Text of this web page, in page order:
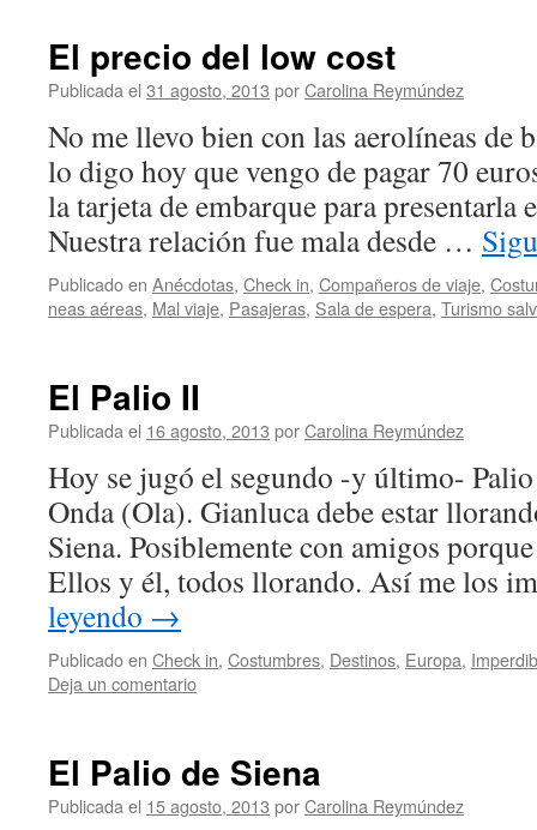
El precio del low cost
Publicada el 31 agosto, 2013 porCarolina Reymúndez
No me llevo bien con las aerolíneas de
lo digo hoy que vengo de pagar 70
la tarjeta de embarque para presentarla
Nuestra relación fue mala desde …
Publicado en Anécdotas, Check in, Compañeros de viaje,
neas aéreas, Mal viaje, Pasajeras, Sala de espera, Turismo
El Palio II
Publicada el 16 agosto, 2013 porCarolina Reymúndez
Hoy se jugó el segundo -y último-
Onda (Ola). Gianluca debe estar
Siena. Posiblemente con amigos
Ellos y él, todos llorando. Así me los
leyendo →
Publicado en Check in, Costumbres, Destinos, Europa,
Deja un comentario
El Palio de Siena
Publicada el 15 agosto, 2013 porCarolina Reymúndez